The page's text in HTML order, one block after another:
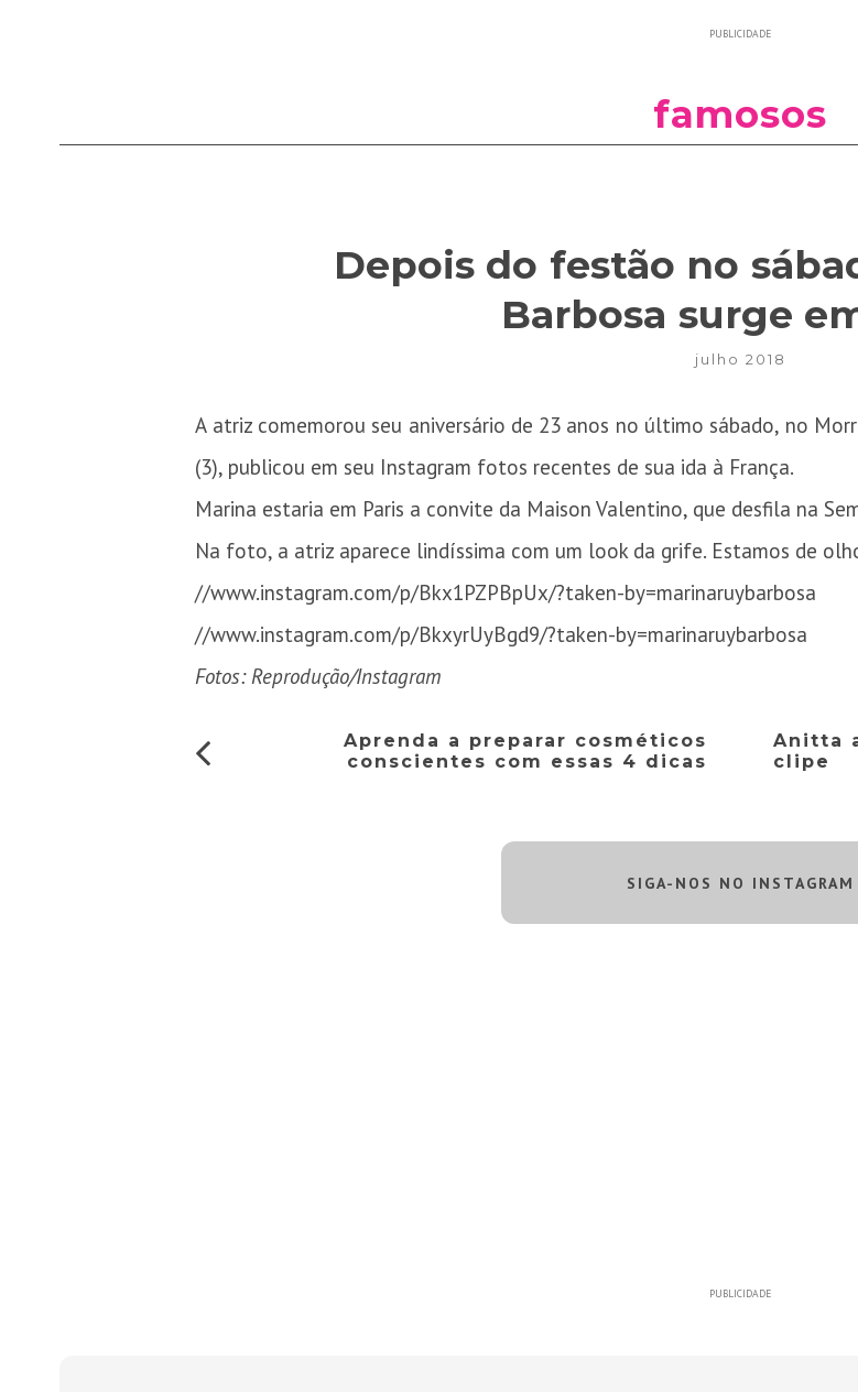
PUBLICIDADE
famosos
Depois do festão no
Barbosa surge
julho 2018
A atriz comemorou seu aniversário de 23 anos no último sábado, no
(3), publicou em seu Instagram fotos recentes de sua ida à França.
Marina estaria em Paris a convite da Maison Valentino, que desfila na
Na foto, a atriz aparece lindíssima com um look da grife. Estamos de
//www.instagram.com/p/Bkx1PZPBpUx/?taken-by=marinaruybarbosa
//www.instagram.com/p/BkxyrUyBgd9/?taken-by=marinaruybarbosa
Fotos: Reprodução/Instagram
Aprenda a preparar cosméticos
conscientes com essas 4 dicas
Anitta
clipe
SIGA-NOS NO INSTAGRAM
PUBLICIDADE